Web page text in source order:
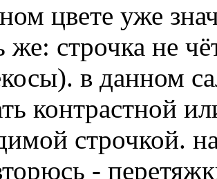
цвете уже
же: строчка не
в данном
контрастной
строчкой.
-